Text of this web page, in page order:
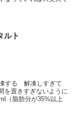
ルト
する 解凍しすぎて
を置きすぎないように
（脂肪分が35%以上